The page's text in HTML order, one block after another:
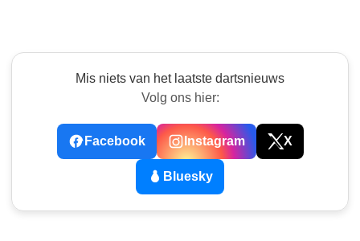
Mis niets van het laatste dartsnieuws
Volg ons hier:
Facebook Instagram X
Bluesky